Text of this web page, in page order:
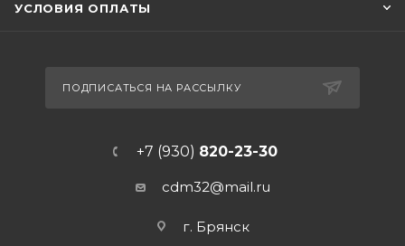
УСЛОВИЯ ОПЛАТЫ
ПОДПИСАТЬСЯ НА РАССЫЛКУ
+7 (930) 820-23-30
cdm32@mail.ru
г. Брянск